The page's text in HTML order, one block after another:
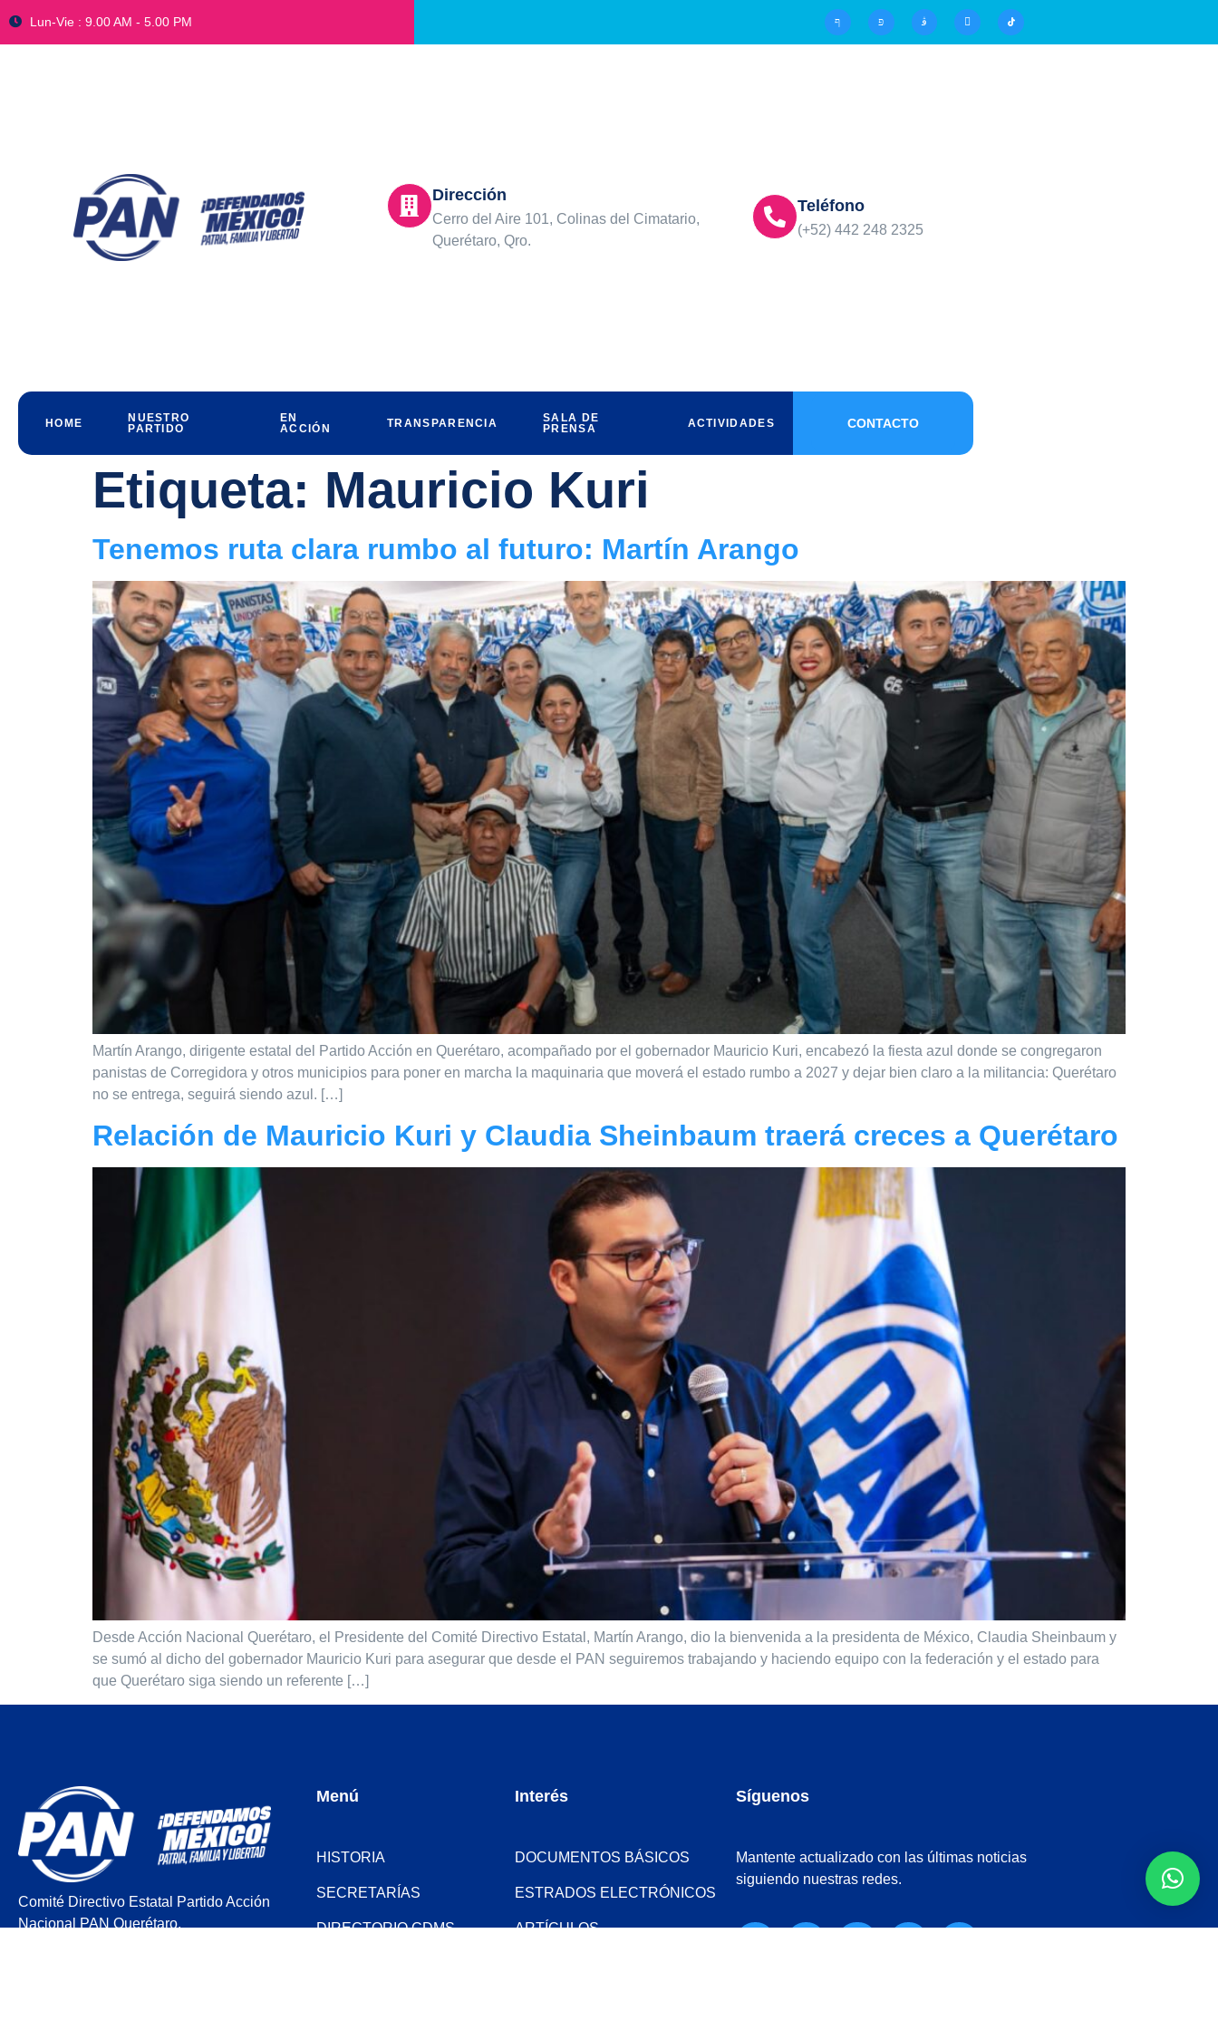
Lun-Vie : 9.00 AM - 5.00 PM
Dirección
Cerro del Aire 101, Colinas del Cimatario,
Querétaro, Qro.
Teléfono
(+52) 442 248 2325
HOME
NUESTRO
PARTIDO
EN
ACCIÓN
TRANSPARENCIA
SALA DE
PRENSA
ACTIVIDADES CONTACTO
Etiqueta: Mauricio Kuri
Tenemos ruta clara rumbo al futuro: Martín Arango
Martín Arango, dirigente estatal del Partido Acción en Querétaro, acompañado por el gobernador Mauricio Kuri, encabezó la fiesta azul donde se congregaron
panistas de Corregidora y otros municipios para poner en marcha la maquinaria que moverá el estado rumbo a 2027 y dejar bien claro a la militancia: Querétaro
no se entrega, seguirá siendo azul. […]
Relación de Mauricio Kuri y Claudia Sheinbaum traerá creces a Querétaro
Desde Acción Nacional Querétaro, el Presidente del Comité Directivo Estatal, Martín Arango, dio la bienvenida a la presidenta de México, Claudia Sheinbaum y
se sumó al dicho del gobernador Mauricio Kuri para asegurar que desde el PAN seguiremos trabajando y haciendo equipo con la federación y el estado para
que Querétaro siga siendo un referente […]
Comité Directivo Estatal Partido Acción
Nacional PAN Querétaro.
Menú
HISTORIA
SECRETARÍAS
DIRECTORIO CDMS
Interés
DOCUMENTOS BÁSICOS
ESTRADOS ELECTRÓNICOS
ARTÍCULOS
Síguenos
Mantente actualizado con las últimas noticias
siguiendo nuestras redes.